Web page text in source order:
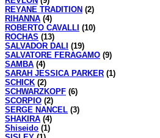
REYANE TRADITION (2)
RIHANNA (4)
ROBERTO CAVALLI (10)
ROCHAS (13)
SALVADOR DALI (19)
SALVATORE FERAGAMO (9)
SAMBA (4)
SARAH JESSICA PARKER (1)
SCHICK (2)
SCHWARZKOPF (6)
SCORPIO (2)
SERGE NANCEL (3)
SHAKIRA (4)
Shiseido (1)